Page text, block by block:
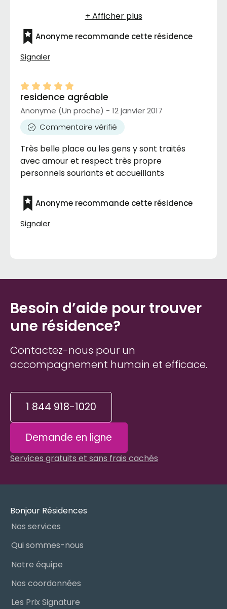
dans une ambiance familiale
Anonyme recommande cette résidence
Signaler
residence agréable
Anonyme (Un proche) - 12 janvier 2017
Commentaire vérifié
Très belle place ou les gens y sont traités
avec amour et respect très propre
personnels souriants et accueillants
Anonyme recommande cette résidence
Signaler
Besoin d’aide pour trouver
une résidence?
Contactez-nous pour un
accompagnement humain et efficace.
1 844 918-1020
Demande en ligne
Services gratuits et sans frais cachés
Bonjour Résidences
Nos services
Qui sommes-nous
Notre équipe
Nos coordonnées
Les Prix Signature